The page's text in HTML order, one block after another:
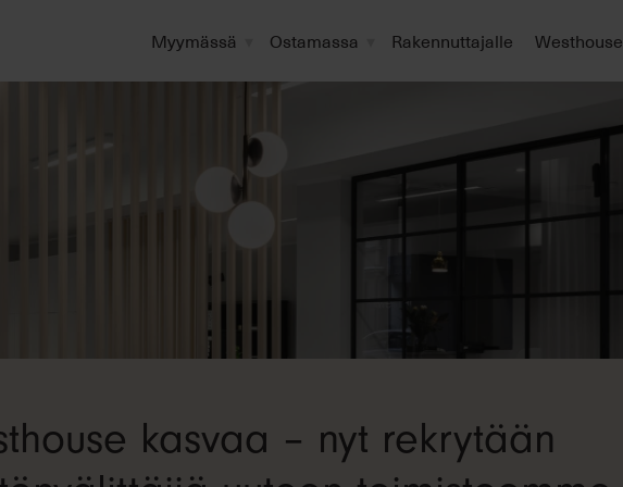
Myymässä Ostamassa Rakennuttajalle Westhouse
kasvaa – nyt rekrytään